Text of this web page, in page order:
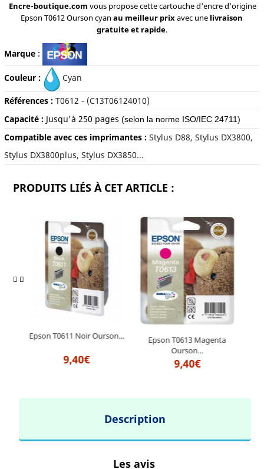
Encre-boutique.com vous propose cette cartouche d'encre d'origine
Epson T0612 Ourson cyanau meilleur prixavec une livraison
gratuite et rapide.
Marque:
Couleur : Cyan
Références : T0612 - (C13T06124010)
Capacité : Jusqu'à 250 pages (selon la norme ISO/IEC 24711)
Compatible avec ces imprimantes : Stylus D88, Stylus DX3800,
Stylus DX3800plus, Stylus DX3850...
PRODUITS LIÉS À CET ARTICLE :
Epson T0611 Noir Ourson...
9,40€
Epson T0613 Magenta
Ourson...
9,40€
Description
Les avis